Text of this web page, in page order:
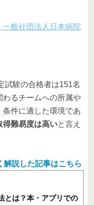
一般社団法人日本病院
試験の合格者は151名
わるチームへの所属や
件に適した環境であ
得難易度は高いと言え
解説した記事はこちら
とは？本・アプリでの